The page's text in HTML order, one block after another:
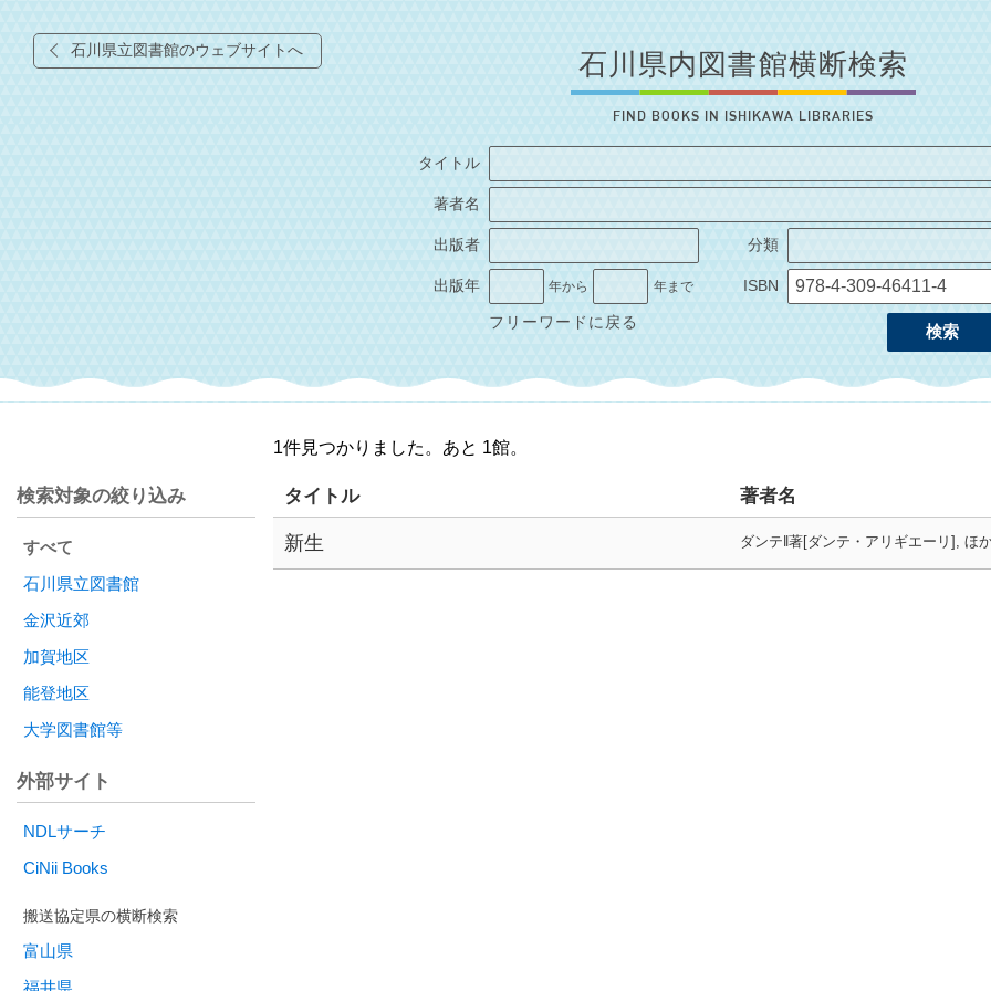
石川県立図書館のウェブサイトへ 石川県内図書館横断検索
FIND BOOKS IN ISHIKAWA LIBRARIES
タイトル
著者名
出版者 分類
出版年 年から 年まで ISBN
検索
フリーワードに戻る
1件見つかりました。あと 1館。
タイトル 著者名
新生 ダンテ‖著[ダンテ・アリギエーリ], ほ
検索対象の絞り込み
すべて
石川県立図書館
金沢近郊
加賀地区
能登地区
大学図書館等
外部サイト
NDLサーチ
CiNii Books
富山県